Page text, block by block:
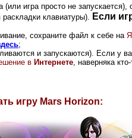
игра просто не запускается),
клавиатуры). Если
сохраните файл к себе на
;
и запускаются). Если у
в Интернете , наверняка
игру Mars Horizon: